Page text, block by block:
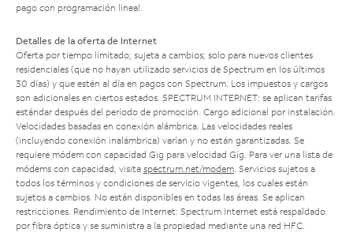
pago con programación lineal.
Detalles de la oferta de Internet
Oferta por tiempo limitado; sujeta a cambios; solo para nuevos clientes
residenciales (que no hayan utilizado servicios de Spectrum en los últimos
30 días) y que estén al día en pagos con Spectrum. Los impuestos y cargos
son adicionales en ciertos estados. SPECTRUM INTERNET: se aplican tarifas
estándar después del período de promoción. Cargo adicional por instalación.
Velocidades basadas en conexión alámbrica. Las velocidades reales
(incluyendo conexión inalámbrica) varían y no están garantizadas. Se
requiere módem con capacidad Gig para velocidad Gig. Para ver una lista de
módems con capacidad, visita spectrum.net/modem. Servicios sujetos a
todos los términos y condiciones de servicio vigentes, los cuales están
sujetos a cambios. No están disponibles en todas las áreas. Se aplican
restricciones. Rendimiento de Internet: Spectrum Internet está respaldado
por fibra óptica y se suministra a la propiedad mediante una red HFC.